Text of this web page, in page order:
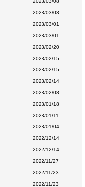
2023/03/08
2023/03/03
2023/03/01
2023/03/01
2023/02/20
2023/02/15
2023/02/15
2023/02/14
2023/02/08
2023/01/18
2023/01/11
2023/01/04
2022/12/14
2022/12/14
2022/11/27
2022/11/23
2022/11/23